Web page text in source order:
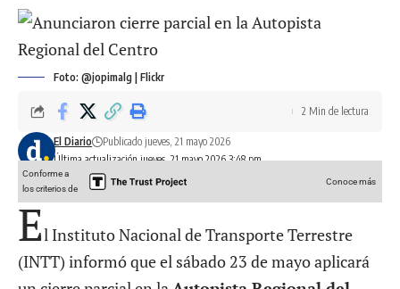
Foto: @jopimalg | Flickr
Última actualización jueves, 21 mayo 2026 3:48 pm
El Diario Publicado jueves, 21 mayo 2026
2 Min de lectura
Conforme a
los criterios de
Conoce más
El Instituto Nacional de Transporte Terrestre
(INTT) informó que el sábado 23 de mayo aplicará